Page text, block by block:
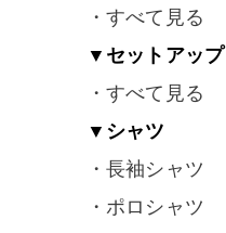
・すべて見る
▼セットアップ
・すべて見る
▼シャツ
・長袖シャツ
・ポロシャツ